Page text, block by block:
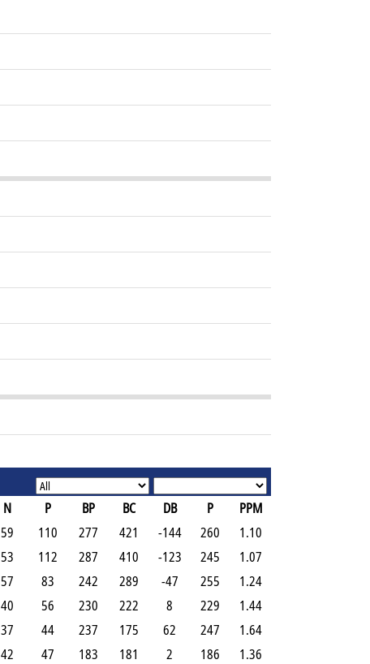
N P BP BC DB P
PPM
59 110 277 421 -144 260
1.10
53 112 287 410 -123 245
1.07
57 83 242 289 -47 255
1.24
40 56 230 222 8 229
1.44
37 44 237 175 62 247
1.64
42 47 183 181 2 186
1.36